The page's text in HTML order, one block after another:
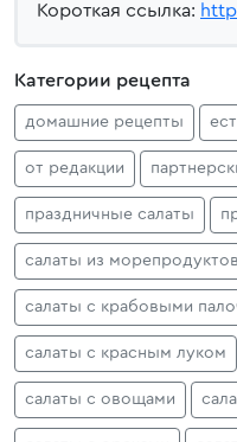
Короткая ссылка:
Категории рецепта
домашние рецепты
от редакции
праздничные салаты
салаты из морепродуктов
салаты с крабовыми
салаты с красным луком
салаты с овощами